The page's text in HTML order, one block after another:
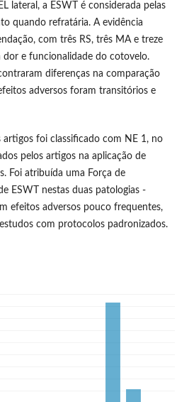
lateral, a ESWT é considerada pelas
quando refratária. A evidência
com três RS, três MA e treze
dor e funcionalidade do cotovelo.
diferenças na comparação
adversos foram transitórios e
artigos foi classificado com NE 1, no
pelos artigos na aplicação de
Foi atribuída uma Força de
ESWT nestas duas patologias -
efeitos adversos pouco frequentes,
com protocolos padronizados.